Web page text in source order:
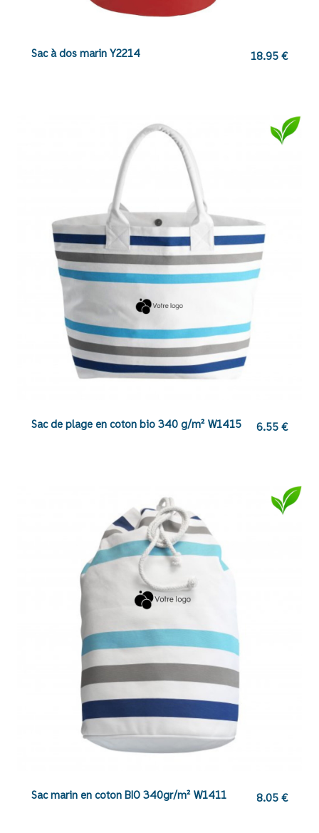
Sac à dos marin Y2214 18.95 €
Sac de plage en coton bio 340 g/m² W1415 6.55 €
Sac marin en coton BIO 340gr/m² W1411 8.05 €